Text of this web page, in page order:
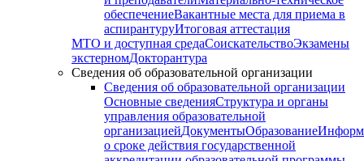
обеспечениеВакантные места для приема в
аспирантуруИтоговая аттестация
МТО и доступная средаСоискательствоЭкзамены
экстерномДокторантура
Сведения об образовательной организации
Сведения об образовательной организации
Основные сведенияСтруктура и органы
управления образовательной
организациейДокументыОбразование
о сроке действия государственной